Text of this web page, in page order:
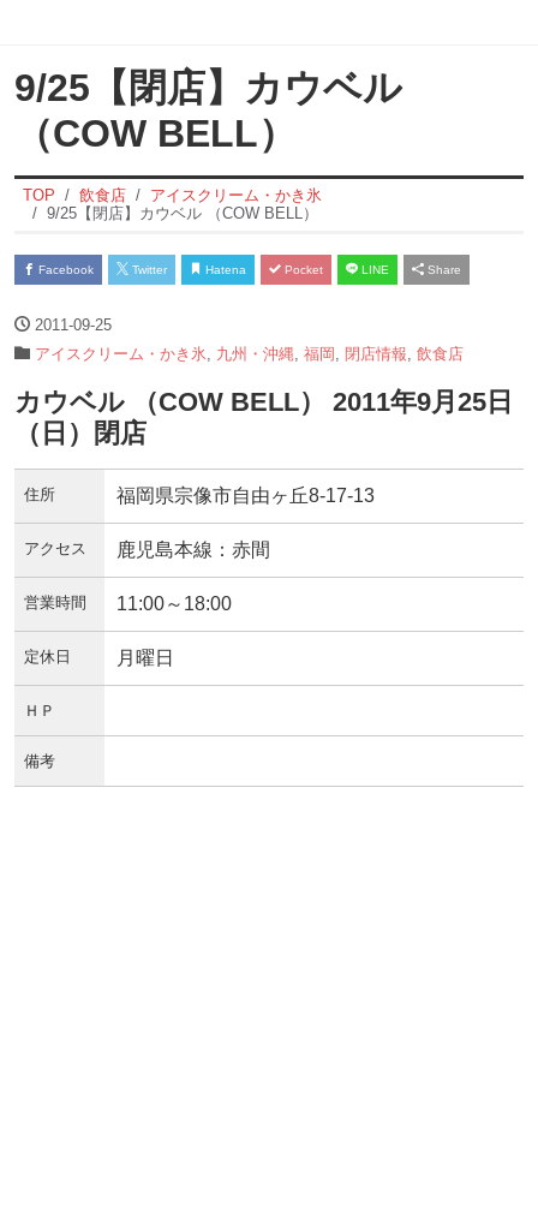
9/25【閉店】カウベル
（COW BELL）
TOP 飲食店
アイスクリーム・かき氷
9/25【閉店】カウベル （COW BELL）
Facebook Twitter Hatena Pocket LINE Share
2011-09-25
アイスクリーム・かき氷
九州・沖縄 福岡 閉店情報 飲食店
カウベル （COW BELL） 2011年9月25日
（日）閉店
住所 福岡県宗像市自由ヶ丘8-17-13
アクセス 鹿児島本線：赤間
営業時間 11:00～18:00
定休日 月曜日
ＨＰ
備考